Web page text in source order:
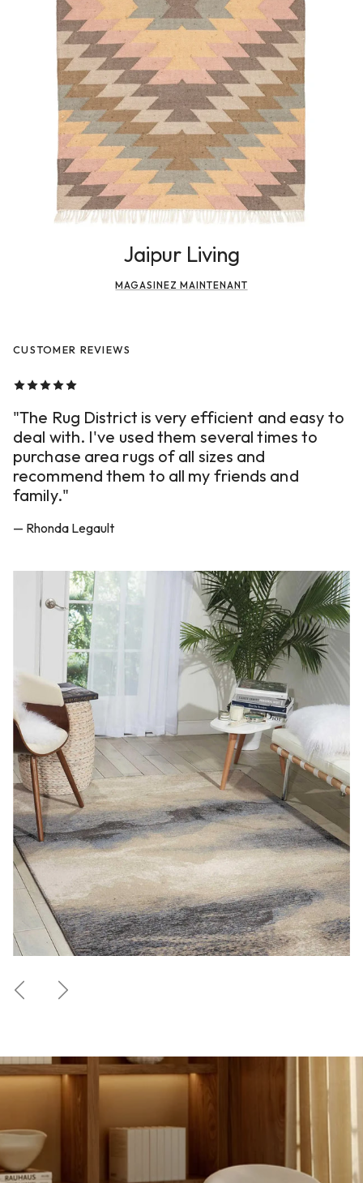
Jaipur Living
MAGASINEZ MAINTENANT
CUSTOMER REVIEWS
"The Rug District is very efficient and easy to
deal with. I've used them several times to
purchase area rugs of all sizes and
recommend them to all my friends and
family."
— Rhonda Legault
PrécédentSuivant